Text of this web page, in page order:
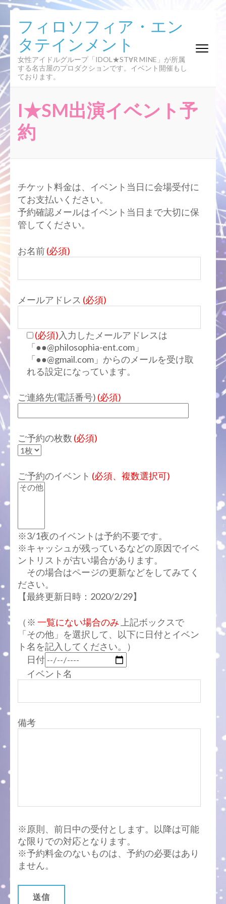
ン
ン
ツ
へ
キ
プ
(Enter
を
押
す)
フィロソフィア・エン
タテインメント
女性アイドルグループ「IDOL★ST∀R MINE」が所属
する名古屋のプロダクションです。イベント開催もし
ております。
I★SM出演イベント予
約
チケット料金は、イベント当日に会場受付に
てお支払いください。
予約確認メールはイベント当日まで大切に保
管してください。
お名前 (必須)
メールアドレス (必須)
(必須) 入力したメールアドレスは
「●●@philosophia-ent.com」
「●●@gmail.com」からのメールを受け取
れる設定になっています。
ご連絡先(電話番号) (必須)
ご予約の枚数 (必須)
ご予約のイベント (必須、複数選択可)
※3/1夜のイベントは予約不要です。
※キャッシュが残っているなどの原因でイベ
ントリストが古い場合があります。
その場合はページの更新などをしてみてく
ださい。
【最終更新日時：2020/2/29】
（※ 一覧にない場合のみ 上記ボックスで
「その他」を選択して、以下に日付とイベン
ト名を記入してください。）
日付
イベント名
備考
※原則、前日中の受付とします。以降は可能
な限りでの対応となります。
※予約料金のないものは、予約の必要はあり
ません。